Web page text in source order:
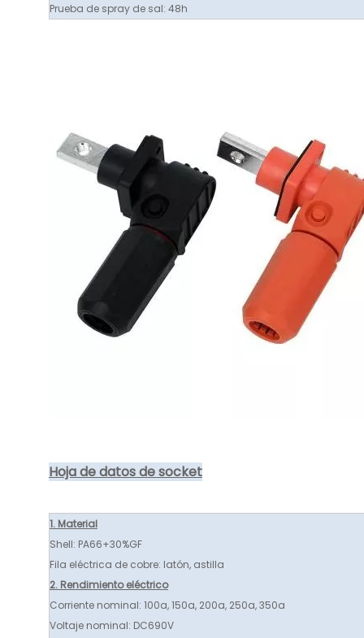
Prueba de spray de sal: 48h
Hoja de datos de socket
1. Material
Shell: PA66+30%GF
Fila eléctrica de cobre: ​​latón, astilla
2. Rendimiento eléctrico
Corriente nominal: 100a, 150a, 200a, 250a, 350a
Voltaje nominal: DC690V